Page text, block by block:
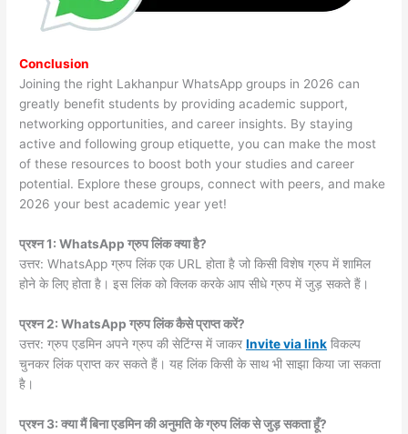
Conclusion
Joining the right Lakhanpur WhatsApp groups in 2026 can
greatly benefit students by providing academic support,
networking opportunities, and career insights. By staying
active and following group etiquette, you can make the most
of these resources to boost both your studies and career
potential. Explore these groups, connect with peers, and make
2026 your best academic year yet!
प्रश्न 1: WhatsApp ग्रुप लिंक क्या है?
उत्तर: WhatsApp ग्रुप लिंक एक URL होता है जो किसी विशेष ग्रुप में शामिल
होने के लिए होता है। इस लिंक को क्लिक करके आप सीधे ग्रुप में जुड़ सकते हैं।
प्रश्न 2: WhatsApp ग्रुप लिंक कैसे प्राप्त करें?
उत्तर: ग्रुप एडमिन अपने ग्रुप की सेटिंग्स में जाकरInvite via link विकल्प
चुनकर लिंक प्राप्त कर सकते हैं। यह लिंक किसी के साथ भी साझा किया जा सकता
है।
प्रश्न 3: क्या मैं बिना एडमिन की अनुमति के ग्रुप लिंक से जुड़ सकता हूँ?